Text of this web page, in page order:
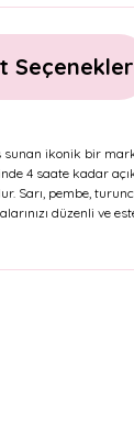
ikonik bir
4 saate kadar
pembe,
düzenli ve